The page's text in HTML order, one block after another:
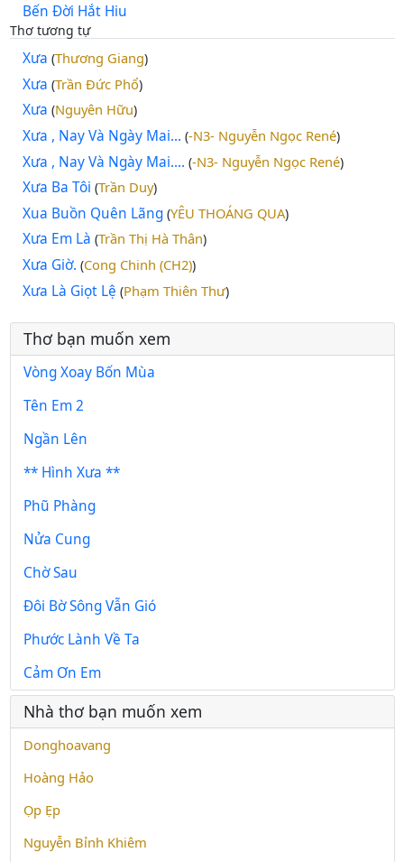
Bến Đời Hắt Hiu
Thơ tương tự
Xưa (Thương Giang)
Xưa (Trần Đức Phổ)
Xưa (Nguyên Hữu)
Xưa , Nay Và Ngày Mai... (-N3- Nguyễn Ngọc René)
Xưa , Nay Và Ngày Mai.... (-N3- Nguyễn Ngọc René)
Xưa Ba Tôi (Trần Duy)
Xua Buồn Quên Lãng(YÊU THOÁNG QUA)
Xưa Em Là (Trần Thị Hà Thân)
Xưa Giờ. (Cong Chinh (CH2))
Xưa Là Giọt Lệ (Phạm Thiên Thư)
Thơ bạn muốn xem
Vòng Xoay Bốn Mùa
Tên Em 2
Ngần Lên
** Hình Xưa **
Phũ Phàng
Nửa Cung
Chờ Sau
Đôi Bờ Sông Vẫn Gió
Phước Lành Về Ta
Cảm Ơn Em
Nhà thơ bạn muốn xem
Donghoavang
Hoàng Hảo
Ọp Ẹp
Nguyễn Bỉnh Khiêm